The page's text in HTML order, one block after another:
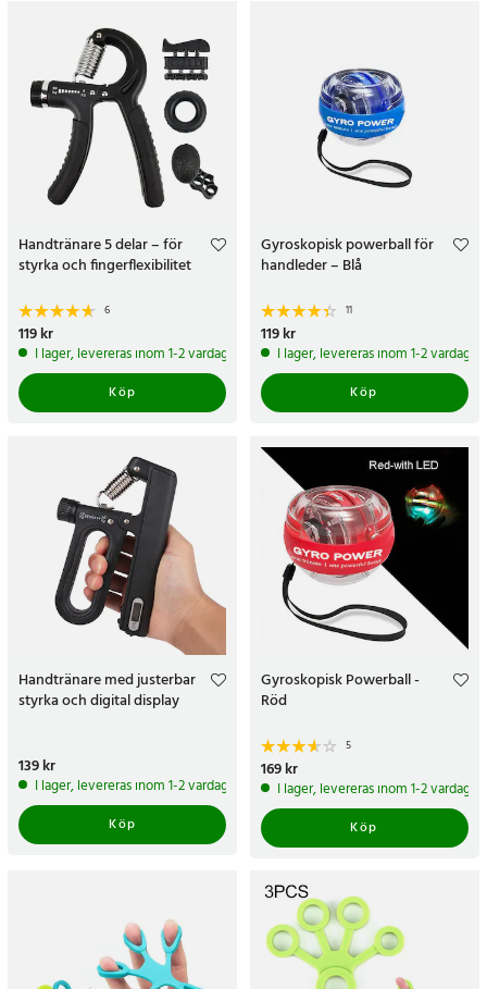
Handtränare 5 delar – för
styrka och fingerflexibilitet
6
Pris:119 kr
119 kr
I lager, levereras inom 1-2 vardagar
Köp
Gyroskopisk powerball för
handleder – Blå
11
Pris:119 kr
119 kr
I lager, levereras inom 1-2 vardagar
Köp
Handtränare med justerbar
styrka och digital display
Pris:139 kr
139 kr
I lager, levereras inom 1-2 vardagar
Köp
Gyroskopisk Powerball -
Röd
5
Pris:169 kr
169 kr
I lager, levereras inom 1-2 vardagar
Köp